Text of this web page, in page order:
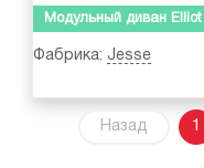
Модульный диван Elliot
Фабрика: Jesse
Назад 1